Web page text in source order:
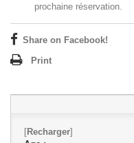
prochaine réservation.
Share on Facebook!
Print
[Recharger]